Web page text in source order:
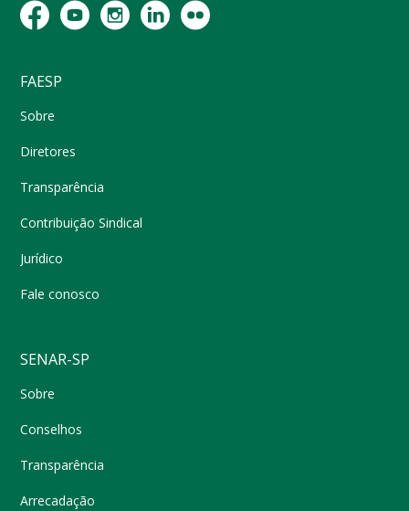
FAESP
Sobre
Diretores
Transparência
Contribuição Sindical
Jurídico
Fale conosco
SENAR-SP
Sobre
Conselhos
Transparência
Arrecadação